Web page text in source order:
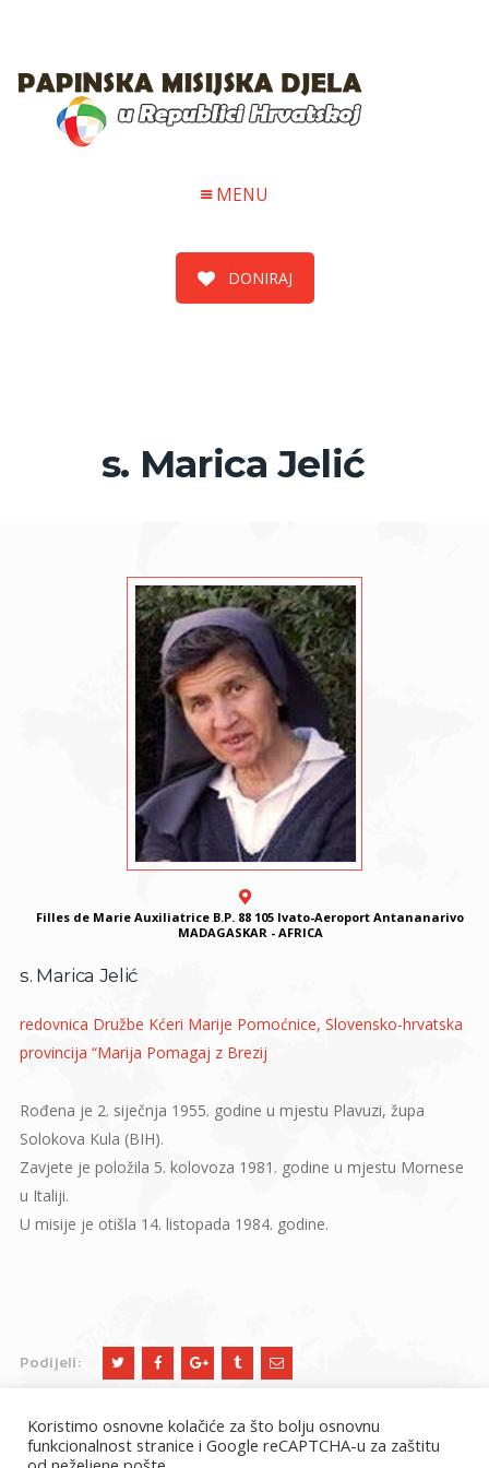
MENU
DONIRAJ
s. Marica Jelić
Filles de Marie Auxiliatrice B.P. 88 105 Ivato-Aeroport Antananarivo
MADAGASKAR - AFRICA
s. Marica Jelić
redovnica Družbe Kćeri Marije Pomoćnice, Slovensko-hrvatska
provincija “Marija Pomagaj z Brezij
Rođena je 2. siječnja 1955. godine u mjestu Plavuzi, župa
Solokova Kula (BIH).
Zavjete je položila 5. kolovoza 1981. godine u mjestu Mornese
u Italiji.
U misije je otišla 14. listopada 1984. godine.
Podijeli:
Koristimo osnovne kolačiće za što bolju osnovnu
funkcionalnost stranice i Google reCAPTCHA-u za zaštitu